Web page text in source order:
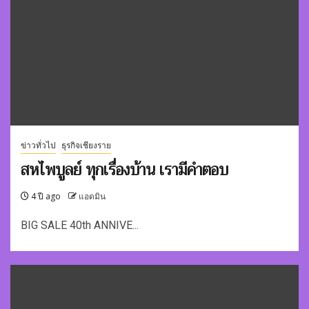
ข่าวทั่วไป ธุรกิจเชียงราย
สหไพบูลย์ ทุกเรื่องบ้าน เรามีคำตอบ
4 ปี ago แอดมิน
BIG SALE 40th ANNIVE...